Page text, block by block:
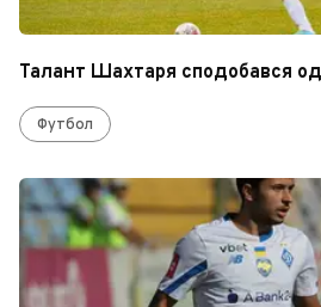
Талант Шахтаря сподобався
Футбол